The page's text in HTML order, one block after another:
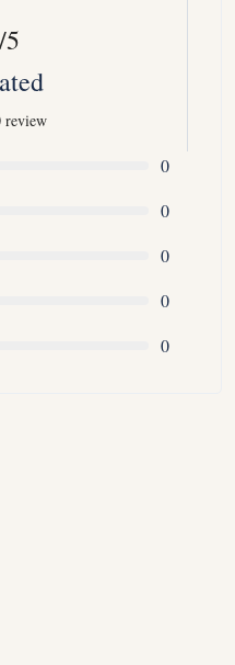
/5
review
0
0
0
0
0